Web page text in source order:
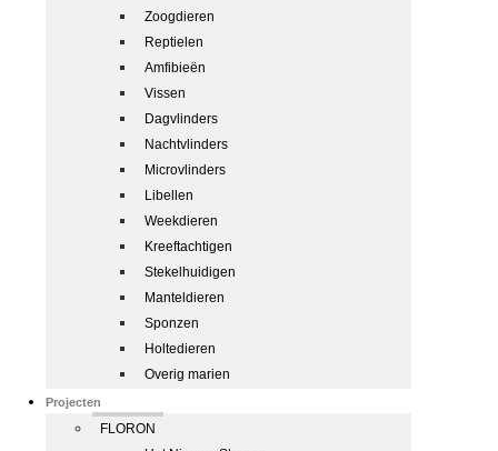
Zoogdieren
Reptielen
Amfibieën
Vissen
Dagvlinders
Nachtvlinders
Microvlinders
Libellen
Weekdieren
Kreeftachtigen
Stekelhuidigen
Manteldieren
Sponzen
Holtedieren
Overig marien
Projecten
FLORON